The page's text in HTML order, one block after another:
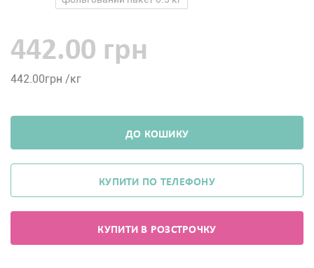
442.00 грн
442.00грн /кг
ДО КОШИКУ
КУПИТИ ПО ТЕЛЕФОНУ
КУПИТИ В РОЗСТРОЧКУ